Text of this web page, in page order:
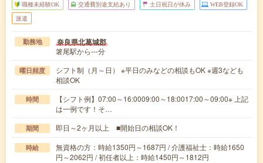
職種未経験OK 交通費別途支給あり 土日祝日が休み WEB登録OK
派遣
勤務地 奈良県北葛城郡
箸尾駅から---分
曜日頻度
シフト制（月～日） ※平日のみなどの相談もOK ※週3なども
相談OK
時間
【シフト例】07:00～16:0009:00～18:0017:00～09:00※ 上記
は一例です！そ…
期間 即日～2ヶ月以上 ■開始日の相談OK！
時給
無資格の方：時給1350円～1687円 / 介護福祉士：時給1650
円～2062円 / 初任者以上：時給1450円～1812円